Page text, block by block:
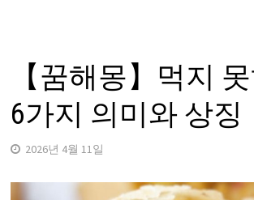
【꿈해몽】먹지
6가지 의미와 상징
2026년 4월 11일